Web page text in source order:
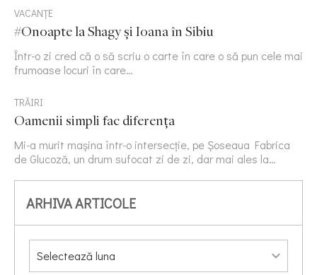
VACANȚE
#Onoapte la Shagy și Ioana în Sibiu
Într-o zi cred că o să scriu o carte în care o să pun cele mai
frumoase locuri în care…
TRĂIRI
Oamenii simpli fac diferența
Mi-a murit mașina într-o intersecție, pe Șoseaua Fabrica
de Glucoză, un drum sufocat zi de zi, dar mai ales la…
ARHIVA ARTICOLE